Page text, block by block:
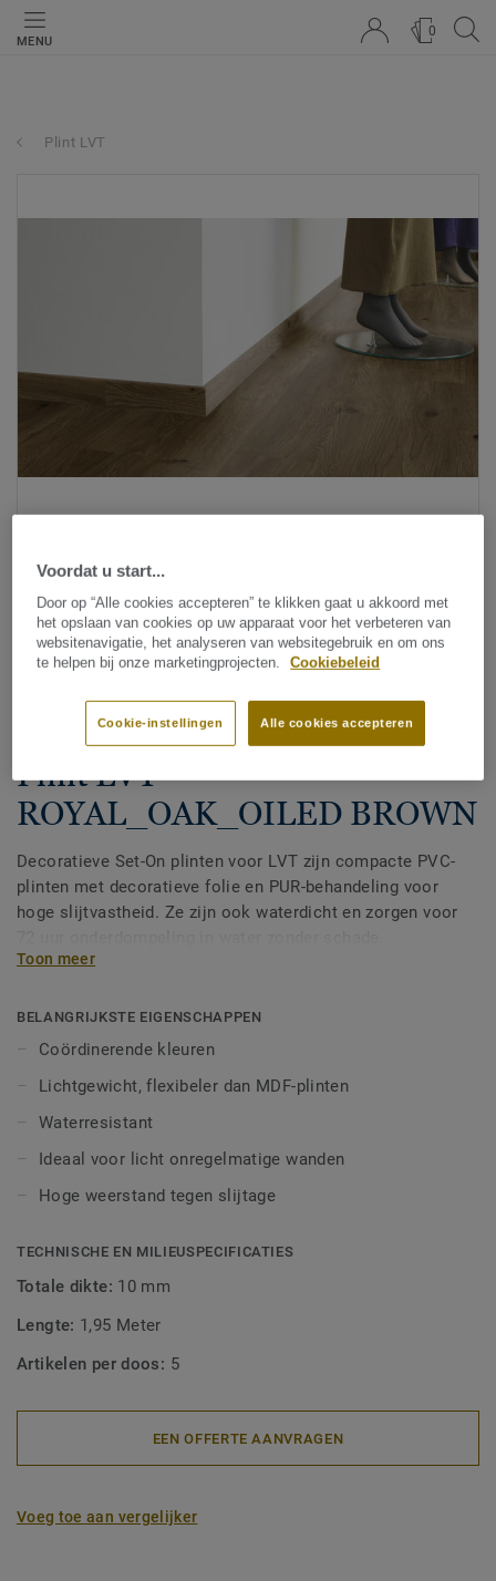
MENU
0
Plint LVT
Afwerking|Plinten
Plint LVT -
ROYAL_OAK_OILED BROWN
Decoratieve Set-On plinten voor LVT zijn compacte PVC-
plinten met decoratieve folie en PUR-behandeling voor
hoge slijtvastheid. Ze zijn ook waterdicht en zorgen voor
Verkrijgbaar in 2 hoogtes 60 mm en 80 mm (Ultimate-
afwerking. Decoratieve set-on plinten zijn geschikt voor
alle LVT-vloeren (Glue-Down, Click en Loose-Lay).
Toon meer
BELANGRIJKSTE EIGENSCHAPPEN
Coördinerende kleuren
Lichtgewicht, flexibeler dan MDF-plinten
Waterresistant
Ideaal voor licht onregelmatige wanden
Hoge weerstand tegen slijtage
TECHNISCHE EN MILIEUSPECIFICATIES
Totale dikte: 10 mm
Lengte: 1,95 Meter
Artikelen per doos: 5
EEN OFFERTE AANVRAGEN
Voeg toe aan vergelijker
Voordat u start...
Door op “Alle cookies accepteren” te klikken gaat u akkoord met
het opslaan van cookies op uw apparaat voor het verbeteren van
websitenavigatie, het analyseren van websitegebruik en om ons
te helpen bij onze marketingprojecten.
Cookiebeleid
Alle cookies accepteren
Cookie-instellingen